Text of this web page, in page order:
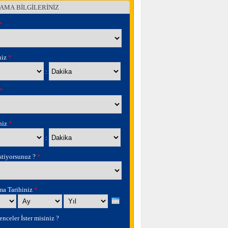
BİLGİLERİNİZ
*
:
Dakika
*
*
:
Dakika
?*
Tarihiniz*
Ay Yıl
İster misiniz ?